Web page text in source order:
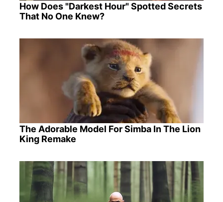
How Does "Darkest Hour" Spotted Secrets
That No One Knew?
The Adorable Model For Simba In The Lion
King Remake